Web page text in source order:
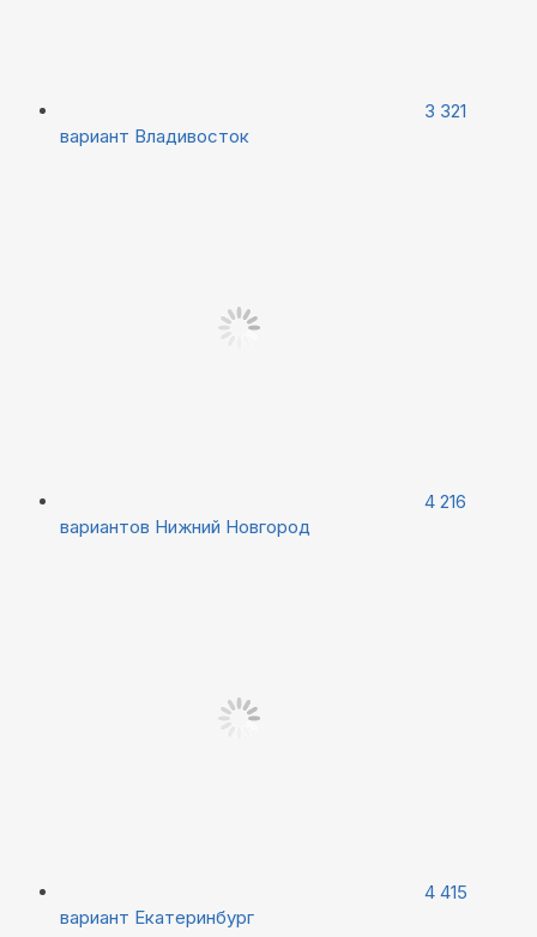
3 321
вариант Владивосток
4 216
вариантов Нижний Новгород
4 415
вариант Екатеринбург